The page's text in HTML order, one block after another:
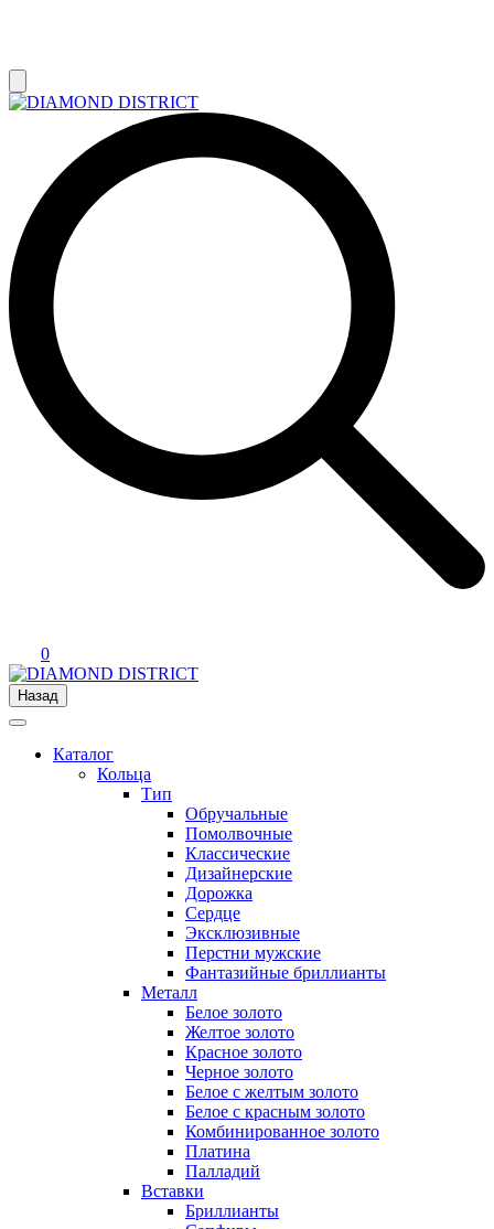
0
Назад
Каталог
Кольца
Тип
Обручальные
Помолвочные
Классические
Дизайнерские
Дорожка
Сердце
Эксклюзивные
Перстни мужские
Фантазийные бриллианты
Металл
Белое золото
Желтое золото
Красное золото
Черное золото
Белое с желтым золото
Белое с красным золото
Комбинированное золото
Платина
Палладий
Вставки
Бриллианты